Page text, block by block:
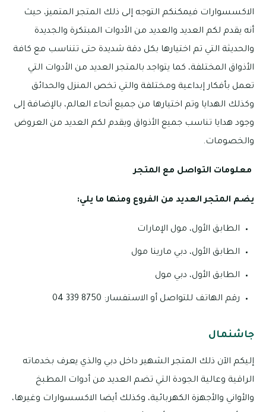
الاكسسوارات فيمكنكم التوجه إلى ذلك المتجر المتميز، حيث
أنه يقدم لكم العديد والعديد من الأدوات المبتكرة والجديدة
والحديثة التي تم اختيارها بكل دقة شديدة حتى تتناسب مع كافة
الأذواق المختلفة، كما يتواجد بالمتجر العديد من الأدوات التي
تعمل بأفكار إبداعية ومختلفة والتي تخص المنزل والحدائق
وكذلك الهدايا وتم اختيارها من جميع أنحاء العالم، بالإضافة إلى
وجود هدايا تناسب جميع الأذواق ويقدم لكم العديد من العروض
والخصومات.
معلومات التواصل مع المتجر
يضم المتجر العديد من الفروع ومنها ما يلي:
الطابق الأول، مول الإمارات
الطابق الأول، دبي مارينا مول
الطابق الأول، دبي مول
رقم الهاتف للتواصل أو الاستفسار: 8750 339 04
جاشنمال
إليكم الآن ذلك المتجر الشهير داخل دبي والذي يعرف بخدماته
الراقية وعالية الجودة التي تضم العديد من أدوات المطبخ
والأواني والأجهزة الكهربائية، وكذلك أيضا الاكسسوارات وغيرها،